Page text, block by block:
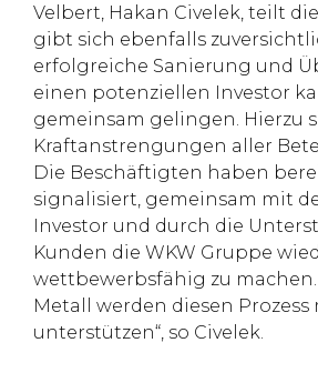
Velbert, Hakan Civelek, teilt
gibt sich ebenfalls
erfolgreiche Sanierung und
einen potenziellen Investor
gemeinsam gelingen. Hierzu
Kraftanstrengungen aller
Die Beschäftigten haben
signalisiert, gemeinsam mit
Investor und durch die
Kunden die WKW Gruppe
wettbewerbsfähig zu machen.
Metall werden diesen Prozess
unterstützen“, so Civelek.